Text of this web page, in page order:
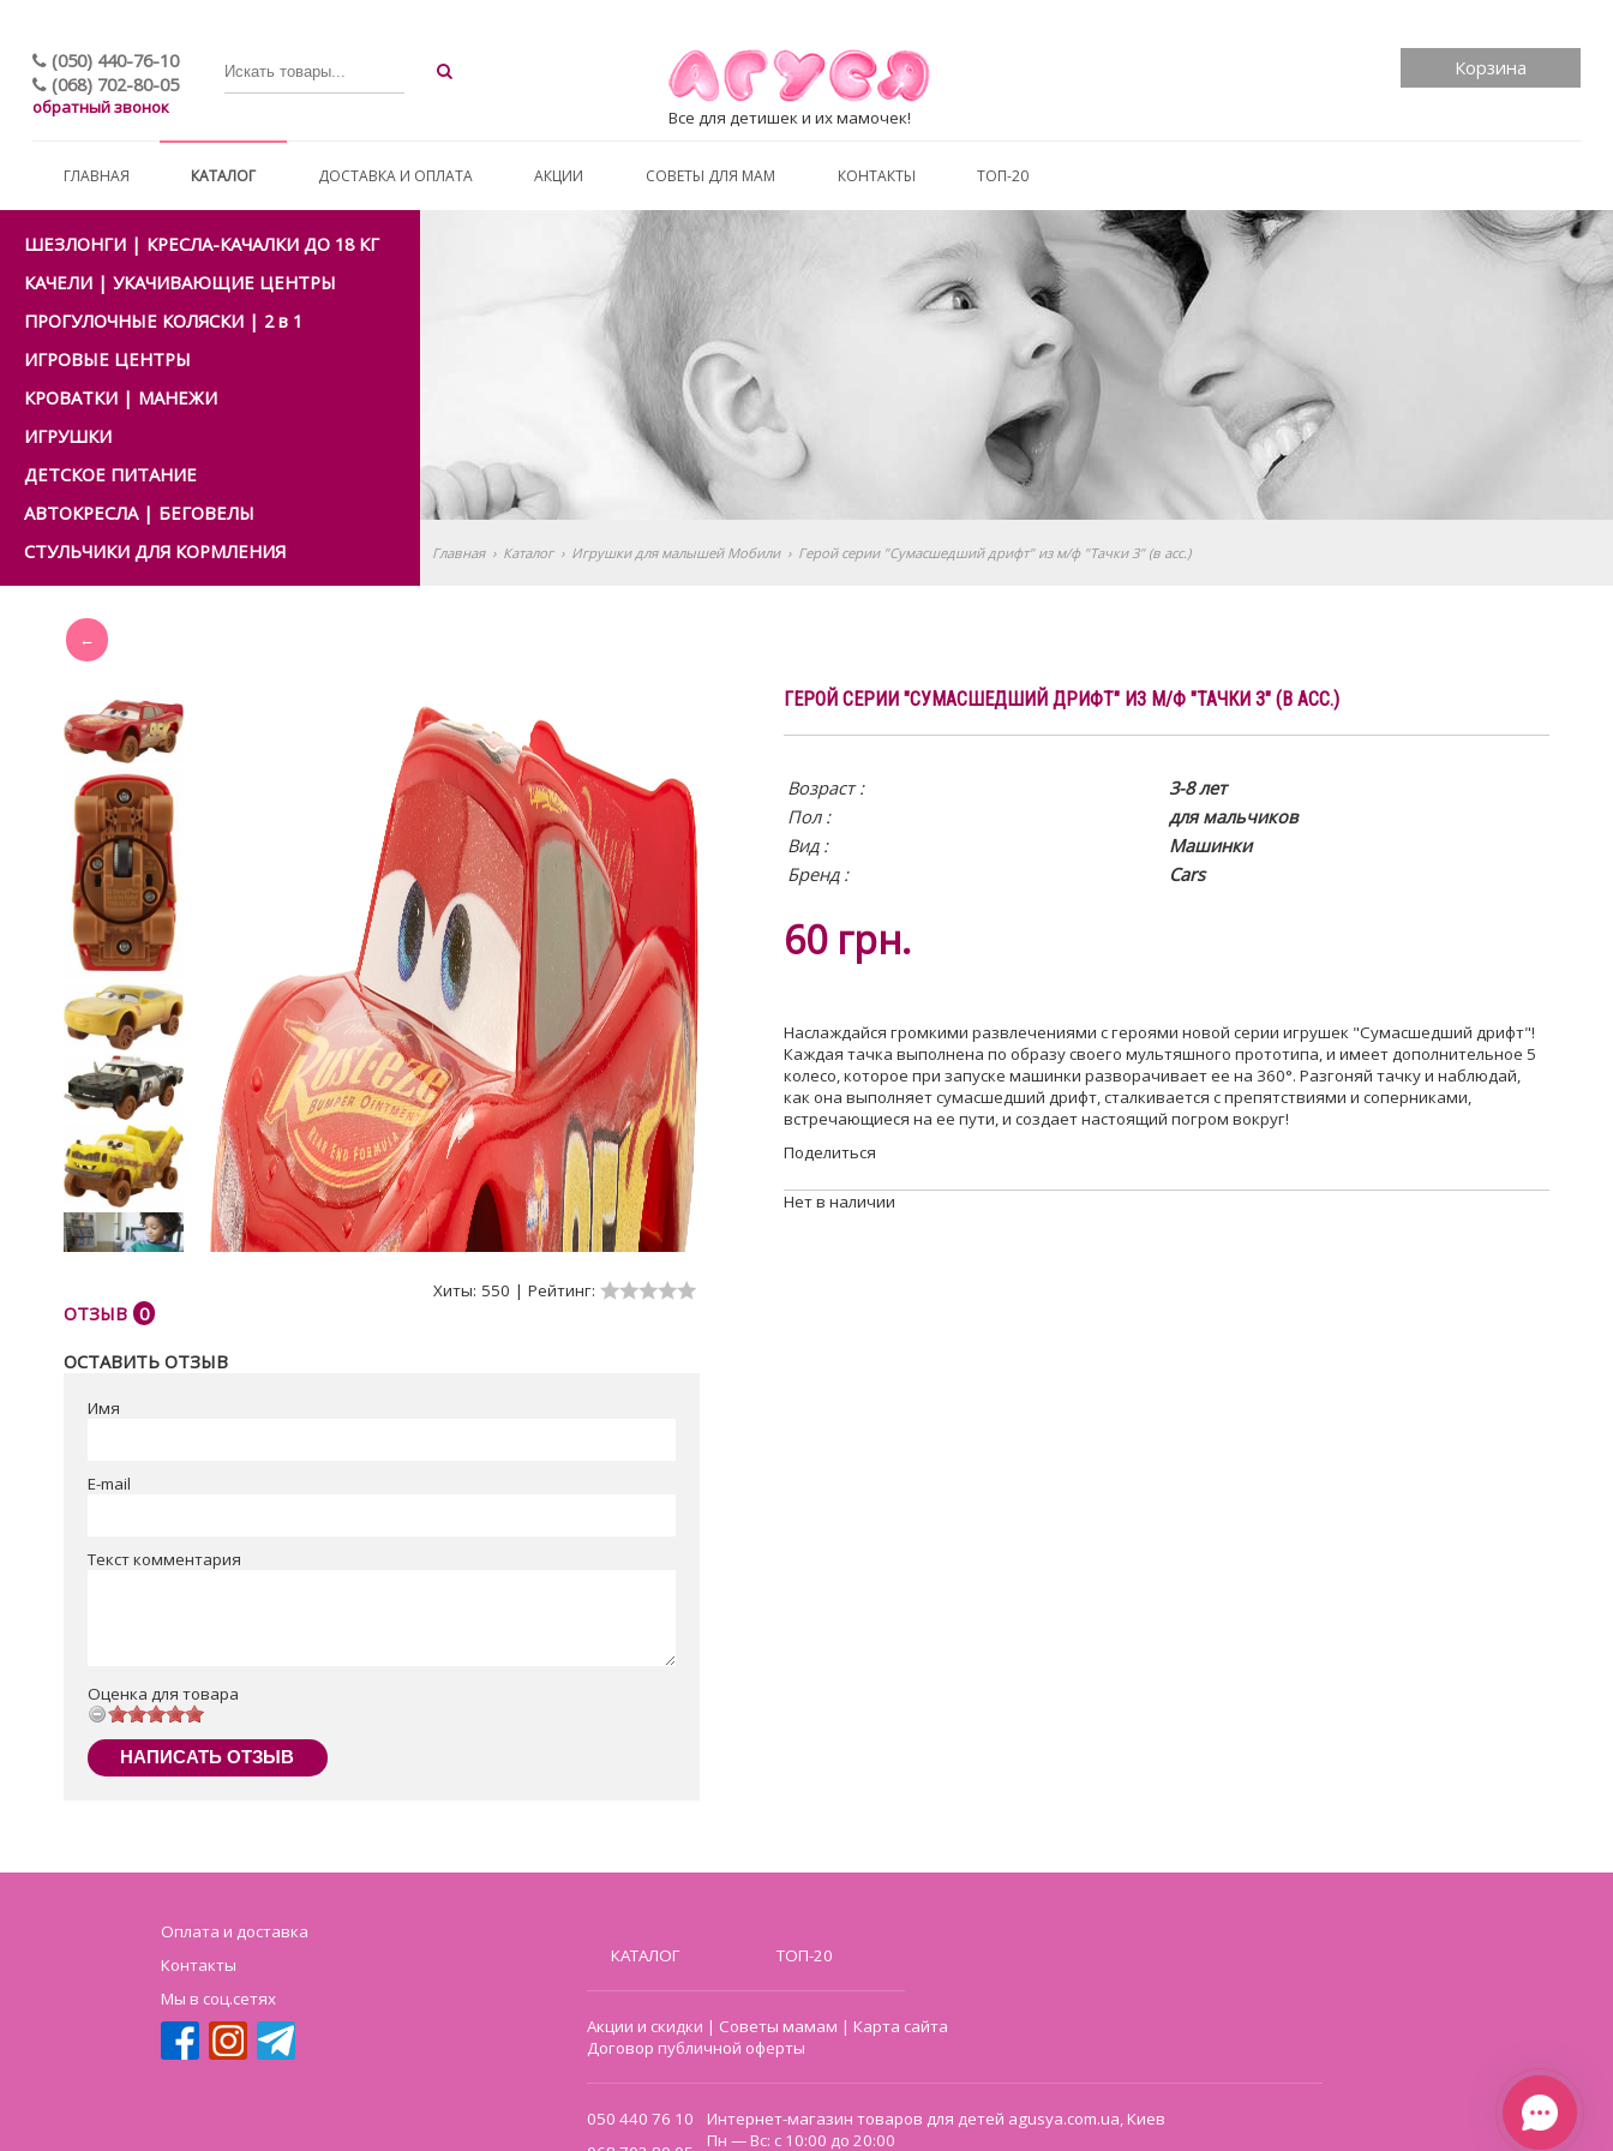
(050) 440-76-10
(068) 702-80-05
обратный звонок Все для детишек и их мамочек!
Корзина
ГЛАВНАЯ КАТАЛОГ ДОСТАВКА И ОПЛАТА АКЦИИ СОВЕТЫ ДЛЯ МАМ КОНТАКТЫ ТОП-20
ШЕЗЛОНГИ | КРЕСЛА-КАЧАЛКИ ДО 18 КГ
КАЧЕЛИ | УКАЧИВАЮЩИЕ ЦЕНТРЫ
ПРОГУЛОЧНЫЕ КОЛЯСКИ | 2 в 1
ИГРОВЫЕ ЦЕНТРЫ
КРОВАТКИ | МАНЕЖИ
ИГРУШКИ
ДЕТСКОЕ ПИТАНИЕ
АВТОКРЕСЛА | БЕГОВЕЛЫ
СТУЛЬЧИКИ ДЛЯ КОРМЛЕНИЯ
Главная › Каталог › Игрушки для малышей Мобили › Герой серии "Сумасшедший дрифт" из м/ф "Тачки 3" (в асс.)
Хиты: 550 | Рейтинг:
ОТЗЫВ 0
ОСТАВИТЬ ОТЗЫВ
Имя
E-mail
Текст комментария
Оценка для товара
НАПИСАТЬ ОТЗЫВ
ГЕРОЙ СЕРИИ "СУМАСШЕДШИЙ ДРИФТ" ИЗ М/Ф "ТАЧКИ 3" (В АСС.)
Возраст :
3-8 лет
Пол :
для мальчиков
Вид :
Машинки
Бренд :
Cars
60 грн.
Наслаждайся громкими развлечениями с героями новой серии игрушек "Сумасшедший дрифт"!
Каждая тачка выполнена по образу своего мультяшного прототипа, и имеет дополнительное 5
колесо, которое при запуске машинки разворачивает ее на 360°. Разгоняй тачку и наблюдай,
как она выполняет сумасшедший дрифт, сталкивается с препятствиями и соперниками,
встречающиеся на ее пути, и создает настоящий погром вокруг!
Поделиться
Нет в наличии
Оплата и доставка
Контакты
Мы в соц.сетях
КАТАЛОГ ТОП-20
Акции и скидки | Советы мамам |Карта сайта
Договор публичной оферты
050 440 76 10
Интернет-магазин товаров для детей agusya.com.ua, Киев
Пн — Вс: с 10:00 до 20:00